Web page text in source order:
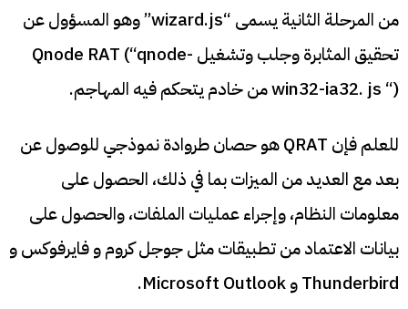
من المرحلة الثانية يسمى “wizard.js” وهو المسؤول عن
تحقيق المثابرة وجلب وتشغيل Qnode RAT (“qnode-
win32-ia32. js “) من خادم يتحكم فيه المهاجم.
للعلم فإن QRAT هو حصان طروادة نموذجي للوصول عن
بعد مع العديد من الميزات بما في ذلك، الحصول على
معلومات النظام، وإجراء عمليات الملفات، والحصول على
بيانات الاعتماد من تطبيقات مثل جوجل كروم و فايرفوكس و
Thunderbird و Microsoft Outlook.